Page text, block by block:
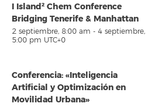
I Island² Chem Conference
Bridging Tenerife & Manhattan
2 septiembre, 8:00 am - 4 septiembre,
5:00 pm UTC+0
Conferencia: «Inteligencia
Artificial y Optimización en
Movilidad Urbana»